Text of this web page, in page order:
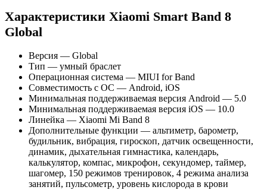
Характеристики Xiaomi Smart Band 8
Global
Версия — Global
Тип — умный браслет
Операционная система — MIUI for Band
Совместимость с ОС — Android, iOS
Минимальная поддерживаемая версия Android — 5.0
Минимальная поддерживаемая версия iOS — 10.0
Линейка — Xiaomi Mi Band 8
Дополнительные функции — альтиметр, барометр,
будильник, вибрация, гироскоп, датчик освещенности,
динамик, дыхательная гимнастика, календарь,
калькулятор, компас, микрофон, секундомер, таймер,
шагомер, 150 режимов тренировок, 4 режима анализа
занятий, пульсометр, уровень кислорода в крови